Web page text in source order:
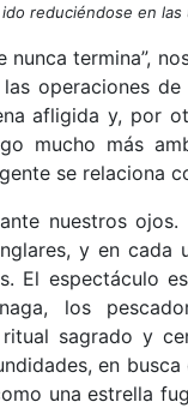
reduciéndose en
termina”,
operaciones
afligida y, por
mucho más
se relaciona
nuestros ojos.
y en cada
El espectáculo
los
sagrado y
en
una estrella